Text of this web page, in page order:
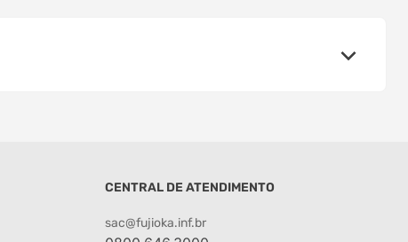
CENTRAL DE ATENDIMENTO
sac@fujioka.inf.br